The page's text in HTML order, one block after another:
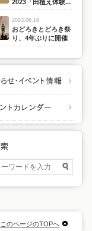
2023「田植え体験...
2023.06.16
おどろきとどろき祭
り、4年ぶりに開催
このページのTOPへ